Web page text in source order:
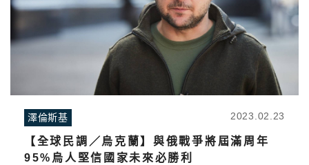
澤倫斯基 2023.02.23
【全球民調／烏克蘭】與俄戰爭將屆滿周年
95%烏人堅信國家未來必勝利